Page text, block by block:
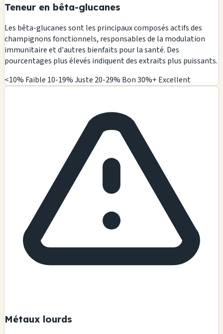
Teneur en bêta-glucanes
Les bêta-glucanes sont les principaux composés actifs des
champignons fonctionnels, responsables de la modulation
immunitaire et d'autres bienfaits pour la santé. Des
pourcentages plus élevés indiquent des extraits plus puissants.
<10% Faible 10-19% Juste 20-29% Bon30%+ Excellent
Métaux lourds